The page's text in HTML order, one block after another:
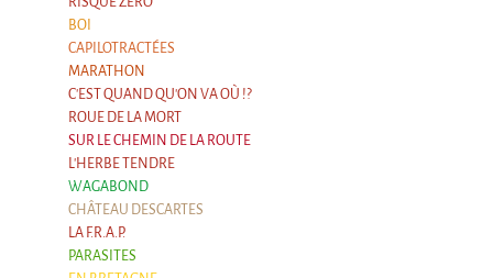
L'herbe tendre
La F.R.A.P.
Wagabond
Château Descartes
Parasites
En Bretagne
La démarche
BOI
CAPILOTRACTÉES
MARATHON
C'EST QUAND QU'ON VA OÙ !?
ROUE DE LA MORT
SUR LE CHEMIN DE LA ROUTE
L'HERBE TENDRE
WAGABOND
CHÂTEAU DESCARTES
LA F.R.A.P.
PARASITES